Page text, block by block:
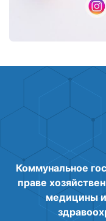
Коммунальное
праве
медицины и